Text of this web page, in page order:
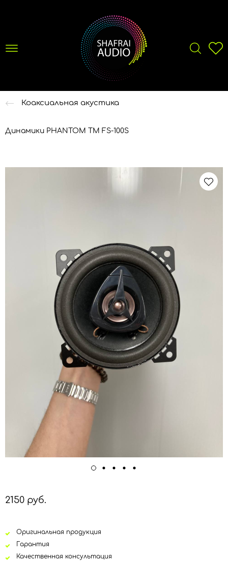
Коаксиальная акустика
Динамики PHANTOM TM FS-100S
2150 руб.
Оригинальная продукция
Гарантия
Качественная консультация